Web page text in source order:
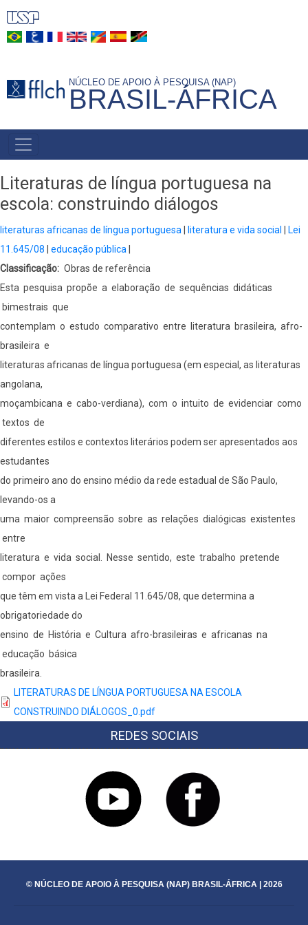
Pular
para
principal
NÚCLEO DE APOIO À PESQUISA (NAP)
BRASIL-ÁFRICA
NAVEGAÇÃO
PRINCIPAL
Literaturas de língua portuguesa na
escola: construindo diálogos
literaturas africanas de língua portuguesa literatura e vida social
Lei
11.645/08
educação pública
Classificação
Obras de referência
Esta pesquisa propõe a elaboração de sequências didáticas
bimestrais que
contemplam o estudo comparativo entre literatura brasileira, afro-
brasileira e
literaturas africanas de língua portuguesa (em especial, as literaturas
angolana,
moçambicana e cabo-verdiana), com o intuito de evidenciar como
textos de
diferentes estilos e contextos literários podem ser apresentados aos
estudantes
do primeiro ano do ensino médio da rede estadual de São Paulo,
levando-os a
uma maior compreensão sobre as relações dialógicas existentes
entre
literatura e vida social. Nesse sentido, este trabalho pretende
compor ações
que têm em vista a Lei Federal 11.645/08, que determina a
obrigatoriedade do
ensino de História e Cultura afro-brasileiras e africanas na
educação básica
brasileira.
LITERATURAS DE LÍNGUA PORTUGUESA NA ESCOLA
CONSTRUINDO DIÁLOGOS_0.pdf
REDES SOCIAIS
© NÚCLEO DE APOIO À PESQUISA (NAP) BRASIL-ÁFRICA | 2026